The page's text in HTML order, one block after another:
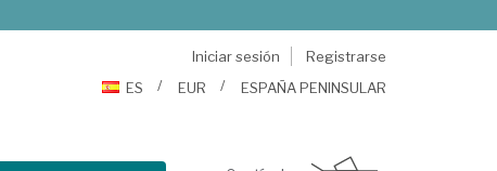
Iniciar sesión
Registrarse
ES
EUR ESPAÑA PENINSULAR